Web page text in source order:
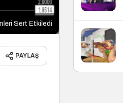
Sert Etkiledi
PAYLAŞ